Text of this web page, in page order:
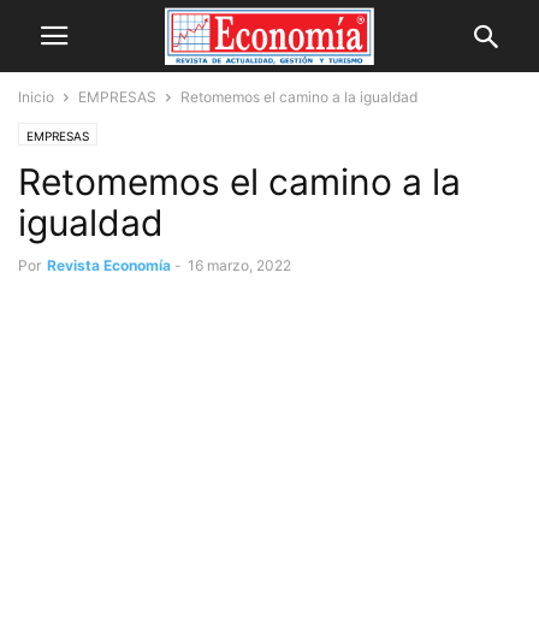
Inicio EMPRESAS Retomemos el camino a la igualdad
EMPRESAS
Retomemos el camino a la
igualdad
Por Revista Economía - 16 marzo, 2022